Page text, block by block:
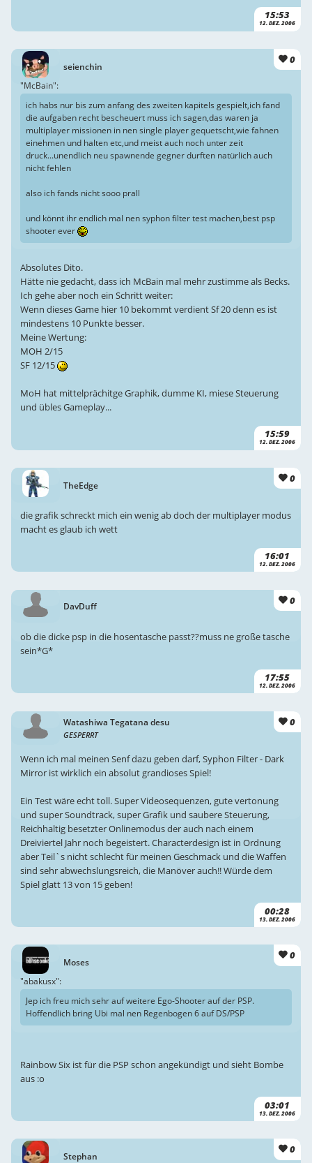
15:53
12. DEZ. 2006
seienchin
0
15:59
12. DEZ. 2006
"McBain":
ich habs nur bis zum anfang des zweiten kapitels gespielt,ich fand
die aufgaben recht bescheuert muss ich sagen,das waren ja
multiplayer missionen in nen single player gequetscht,wie fahnen
einehmen und halten etc,und meist auch noch unter zeit
druck...unendlich neu spawnende gegner durften natürlich auch
nicht fehlen
also ich fands nicht sooo prall
und könnt ihr endlich mal nen syphon filter test machen,best psp
shooter ever
Absolutes Dito.
Hätte nie gedacht, dass ich McBain mal mehr zustimme als Becks.
Ich gehe aber noch ein Schritt weiter:
Wenn dieses Game hier 10 bekommt verdient Sf 20 denn es ist
mindestens 10 Punkte besser.
Meine Wertung:
MOH 2/15
SF 12/15
MoH hat mittelprächitge Graphik, dumme KI, miese Steuerung
und übles Gameplay...
TheEdge
0
16:01
12. DEZ. 2006
die grafik schreckt mich ein wenig ab doch der multiplayer modus
macht es glaub ich wett
DavDuff 0
17:55
12. DEZ. 2006
ob die dicke psp in die hosentasche passt??muss ne große tasche
sein*G*
Watashiwa Tegatana desu
GESPERRT
0
00:28
13. DEZ. 2006
Wenn ich mal meinen Senf dazu geben darf, Syphon Filter - Dark
Mirror ist wirklich ein absolut grandioses Spiel!
Ein Test wäre echt toll. Super Videosequenzen, gute vertonung
und super Soundtrack, super Grafik und saubere Steuerung,
Reichhaltig besetzter Onlinemodus der auch nach einem
Dreiviertel Jahr noch begeistert. Characterdesign ist in Ordnung
aber Teil`s nicht schlecht für meinen Geschmack und die Waffen
sind sehr abwechslungsreich, die Manöver auch!! Würde dem
Spiel glatt 13 von 15 geben!
Moses
0
03:01
13. DEZ. 2006
"abakusx":
Jep ich freu mich sehr auf weitere Ego-Shooter auf der PSP.
Hoffendlich bring Ubi mal nen Regenbogen 6 auf DS/PSP
Rainbow Six ist für die PSP schon angekündigt und sieht Bombe
aus :o
Stephan
0